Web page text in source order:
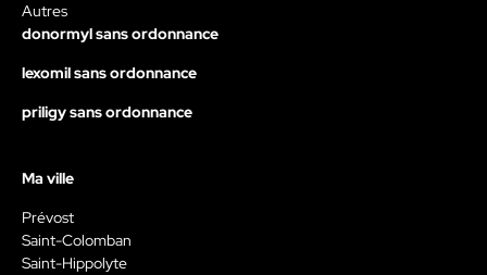
Autres
donormyl sans ordonnance
lexomil sans ordonnance
priligy sans ordonnance
Ma ville
Prévost
Saint-Colomban
Saint-Hippolyte